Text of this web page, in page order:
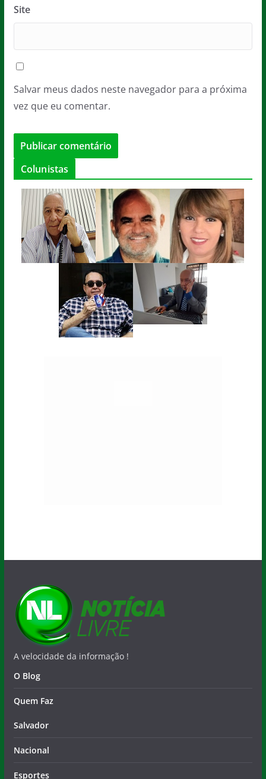
Site
Salvar meus dados neste navegador para a próxima
vez que eu comentar.
Colunistas
A velocidade da informação !
O Blog
Quem Faz
Salvador
Nacional
Esportes